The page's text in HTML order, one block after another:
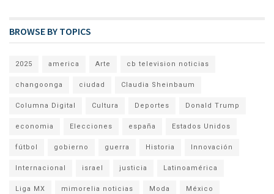
BROWSE BY TOPICS
2025 america Arte cb television noticias
changoonga ciudad Claudia Sheinbaum
Columna Digital Cultura Deportes Donald Trump
economia Elecciones españa Estados Unidos
fútbol gobierno guerra Historia Innovación
Internacional israel justicia Latinoamérica
Liga MX mimorelia noticias Moda México